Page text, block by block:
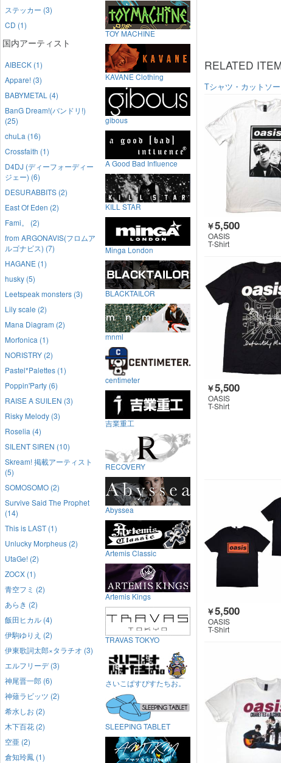
RELATED
Tシャツ・カットソー
￥5,500
OASIS
T-Shirt
￥5,500
OASIS
T-Shirt
￥5,500
OASIS
T-Shirt
ステッカー (3)
CD (1)
国内アーティスト
AIBECK (1)
Appare! (3)
BABYMETAL (4)
BanG Dream!(バンドリ!)
(25)
chuLa (16)
Crossfaith (1)
D4DJ (ディーフォーディー
ジェー) (6)
DESURABBITS (2)
East Of Eden (2)
Fami。 (2)
from ARGONAVIS(フロムア
ルゴナビス) (7)
HAGANE (1)
husky (5)
Leetspeak monsters (3)
Lily scale (2)
Mana Diagram (2)
Morfonica (1)
NORISTRY (2)
Pastel*Palettes (1)
Poppin'Party (6)
RAISE A SUILEN (3)
Risky Melody (3)
Roselia (4)
SILENT SIREN (10)
Skream! 掲載アーティスト
(5)
SOMOSOMO (2)
Survive Said The Prophet
(14)
This is LAST (1)
Unlucky Morpheus (2)
UtaGe! (2)
ZOCX (1)
青空フミ (2)
あらき (2)
飯田ヒカル (4)
伊駒ゆりえ (2)
伊東歌詞太郎×タラチオ (3)
エルフリーデ (3)
神尾晋一郎 (6)
神薙ラビッツ (2)
希水しお (2)
木下百花 (2)
空亜 (2)
倉知玲鳳 (1)
TOY MACHINE
KAVANE Clothing
gibous
A Good Bad Influence
KILL STAR
Minga London
BLACKTAILOR
mnml
centimeter
吉業重工
RECOVERY
Abyssea
Artemis Classic
Artemis Kings
TRAVAS TOKYO
さいこぱすぴすたちお。
SLEEPING TABLET